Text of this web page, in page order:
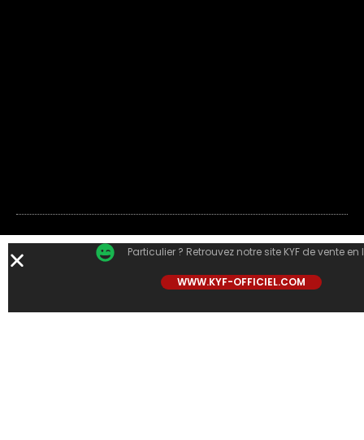
Particulier ? Retrouvez notre site KYF de vente en
WWW.KYF-OFFICIEL.COM